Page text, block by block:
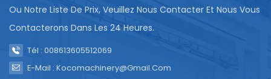
Emballez le yaourt en tasse scellé et vous pouvez
choisir de mettre un certain nombre de tasses de
d'emballage avec les informations sur le produit, les
ingrédients nutritionnels et les codes-barres.5.
Ou Notre Liste De Prix, Veuillez Nous Contacter Et Nous Vous
Contacterons Dans Les 24 Heures.
Tél : 008613605512069
E-Mail : Kocomachinery@gmail.com